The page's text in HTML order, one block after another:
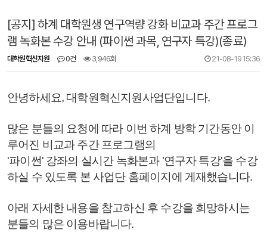
[공지] 하계 대학원생 연구역량 강화 비교과 주간 프로그
램 녹화본 수강 안내 (파이썬 과목, 연구자 특강)(종료)
대학원혁신지원 0건 3,946회 21-08-19 15:36
안녕하세요, 대학원혁신지원사업단입니다.
많은 분들의 요청에 따라 이번 하계 방학 기간동안 이
루어진 비교과 주간 프로그램의
'파이썬' 강좌의 실시간 녹화본과 '연구자 특강'을 수강
하실 수 있도록 본 사업단 홈페이지에 게재했습니다.
아래 자세한 내용을 참고하신 후 수강을 희망하시는
분들의 많은 이용바랍니다.